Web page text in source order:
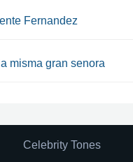
Fernandez
misma gran senora
Celebrity Tones